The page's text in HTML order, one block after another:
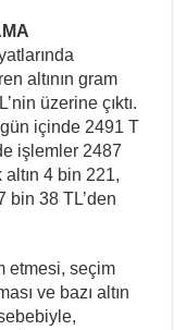
altının gram
üzerine çıktı.
gün içinde 2491 T
işlemler 2487
altın 4 bin 221,
bin 38 TL’den
etmesi, seçim
ve bazı altın